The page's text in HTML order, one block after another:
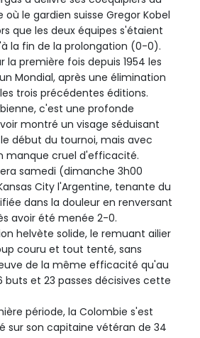
le gardien suisse Gregor Kobel
que les deux équipes s'étaient
la fin de la prolongation (0-0).
la première fois depuis 1954 les
Mondial, après une élimination
trois précédentes éditions.
c'est une profonde
montré un visage séduisant
début du tournoi, mais avec
manque cruel d'efficacité.
samedi (dimanche 3h00
City l'Argentine, tenante du
dans la douleur en renversant
avoir été menée 2-0.
helvète solide, le remuant ailier
couru et tout tenté, sans
de la même efficacité qu'au
buts et 23 passes décisives cette
période, la Colombie s'est
sur son capitaine vétéran de 34